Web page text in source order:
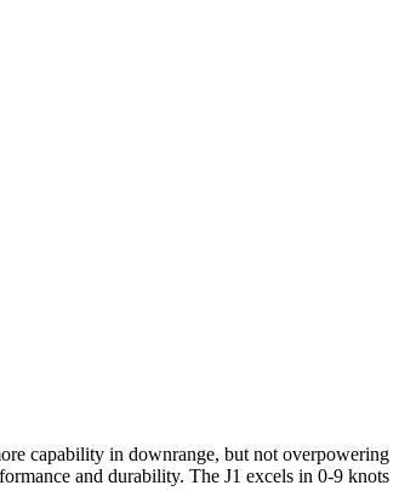
capability in downrange, but not overpowering
and durability. The J1 excels in 0-9 knots